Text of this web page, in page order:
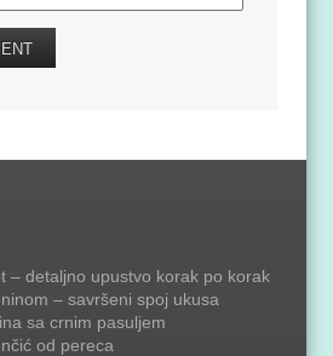
– detaljno upustvo korak po korak
– savršeni spoj ukusa
sa crnim pasuljem
od pereca